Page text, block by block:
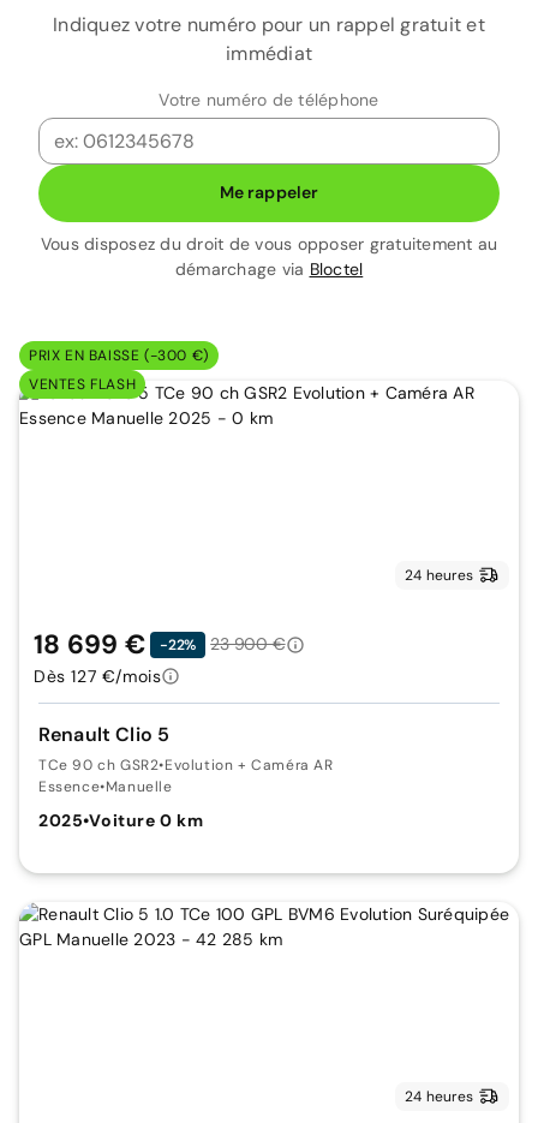
Indiquez votre numéro pour un rappel gratuit et
immédiat
Votre numéro de téléphone
Me rappeler
Vous disposez du droit de vous opposer gratuitement au
démarchage via Bloctel
PRIX EN BAISSE (-300 €)
VENTES FLASH
24 heures
Renault Clio 5
TCe 90 ch GSR2•Evolution + Caméra AR
Essence•Manuelle
2025•Voiture 0 km
18 699 € -22%
23 900 €
Dès 127 €/mois
24 heures